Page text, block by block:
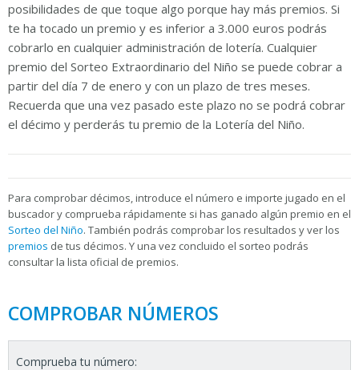
posibilidades de que toque algo porque hay más premios. Si
te ha tocado un premio y es inferior a 3.000 euros podrás
cobrarlo en cualquier administración de lotería. Cualquier
premio del Sorteo Extraordinario del Niño se puede cobrar a
partir del día 7 de enero y con un plazo de tres meses.
Recuerda que una vez pasado este plazo no se podrá cobrar
el décimo y perderás tu premio de la Lotería del Niño.
Para comprobar décimos, introduce el número e importe jugado en el
buscador y comprueba rápidamente si has ganado algún premio en el
Sorteo del Niño. También podrás comprobar los resultados y ver los
premios de tus décimos. Y una vez concluido el sorteo podrás
consultar la lista oficial de premios.
COMPROBAR NÚMEROS
Comprueba tu número: